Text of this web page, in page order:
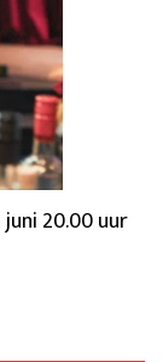
20.00 uur